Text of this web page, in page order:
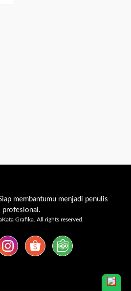
membantumu menjadi penulis
profesional.
Grafika. All rights reserved.